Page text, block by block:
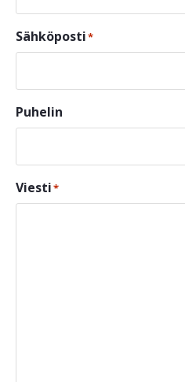
Sähköposti*
Puhelin
Viesti*